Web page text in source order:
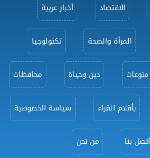
الاقتصاد أخبار عربية
المرأة والصحة تكنولوجيا
منوعات دين وحياة محافظات
بأقلام القراء سياسة الخصوصية
اتصل بنا من نحن